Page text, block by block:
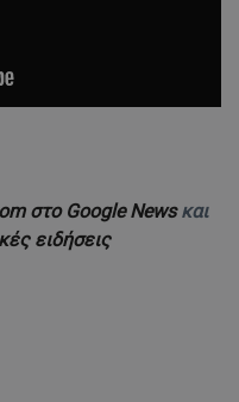
στο Google Newsκαι
ειδήσεις